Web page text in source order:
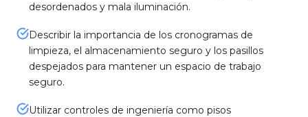
desordenados y mala iluminación.
Describir la importancia de los cronogramas de
limpieza, el almacenamiento seguro y los pasillos
despejados para mantener un espacio de trabajo
seguro.
Utilizar controles de ingeniería como pisos